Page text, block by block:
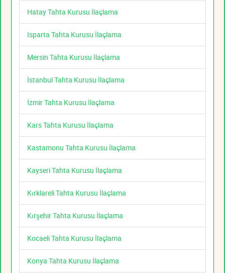
Hatay Tahta Kurusu İlaçlama
Isparta Tahta Kurusu İlaçlama
Mersin Tahta Kurusu İlaçlama
İstanbul Tahta Kurusu İlaçlama
İzmir Tahta Kurusu İlaçlama
Kars Tahta Kurusu İlaçlama
Kastamonu Tahta Kurusu İlaçlama
Kayseri Tahta Kurusu İlaçlama
Kırklareli Tahta Kurusu İlaçlama
Kırşehir Tahta Kurusu İlaçlama
Kocaeli Tahta Kurusu İlaçlama
Konya Tahta Kurusu İlaçlama